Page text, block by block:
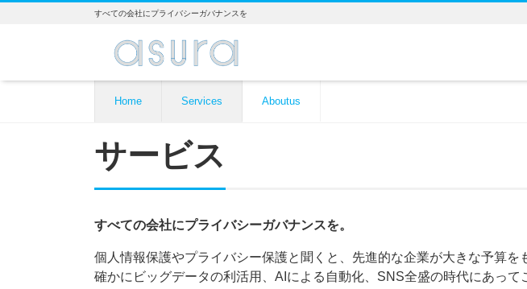
すべての会社にプライバシーガバナンスを
Home Services Aboutus
サービス
すべての会社にプライバシーガバナンスを。
個人情報保護やプライバシー保護と聞くと、先進的な企業が大きな予算
確かにビッグデータの利活用、AIによる自動化、SNS全盛の時代にあって